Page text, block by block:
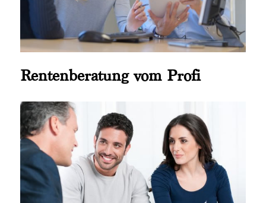
Rentenberatung vom Profi